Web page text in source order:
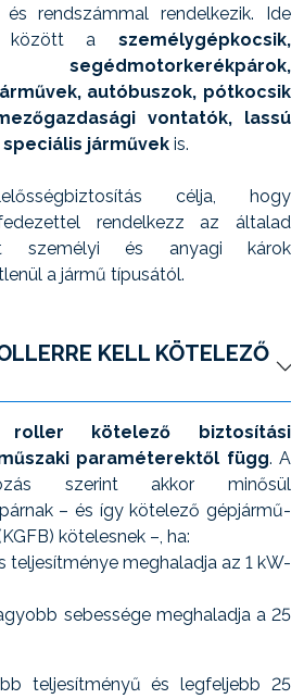
rendszámmal rendelkezik. Ide
között a személygépkocsik,
segédmotorkerékpárok,
autóbuszok, pótkocsik
vontatók, lassú
járművek is.
célja, hogy
rendelkezz az általad
személyi és anyagi károk
a jármű típusától.
KELL KÖTELEZŐ
roller kötelező biztosítási
paraméterektől függ. A
szerint akkor minősül
– és így kötelező gépjármű-
kötelesnek –, ha:
teljesítménye meghaladja az 1 kW-
sebessége meghaladja a 25
teljesítményű és legfeljebb 25